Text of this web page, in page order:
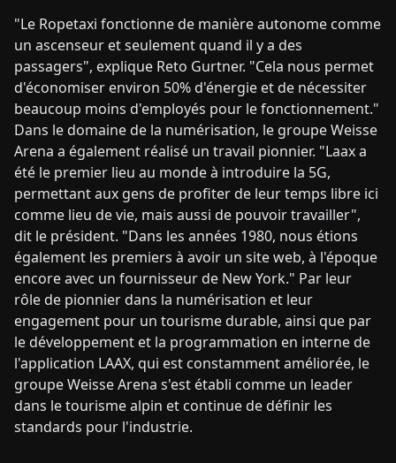
"Le Ropetaxi fonctionne de manière autonome comme
un ascenseur et seulement quand il y a des
passagers", explique Reto Gurtner. "Cela nous permet
d'économiser environ 50% d'énergie et de nécessiter
beaucoup moins d'employés pour le fonctionnement."
Dans le domaine de la numérisation, le groupe Weisse
Arena a également réalisé un travail pionnier. "Laax a
été le premier lieu au monde à introduire la 5G,
permettant aux gens de profiter de leur temps libre ici
comme lieu de vie, mais aussi de pouvoir travailler",
dit le président. "Dans les années 1980, nous étions
également les premiers à avoir un site web, à l'époque
encore avec un fournisseur de New York." Par leur
rôle de pionnier dans la numérisation et leur
engagement pour un tourisme durable, ainsi que par
le développement et la programmation en interne de
l'application LAAX, qui est constamment améliorée, le
groupe Weisse Arena s'est établi comme un leader
dans le tourisme alpin et continue de définir les
standards pour l'industrie.